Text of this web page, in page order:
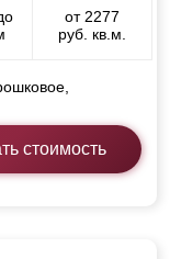
от 2277
руб. кв.м.
стоимость